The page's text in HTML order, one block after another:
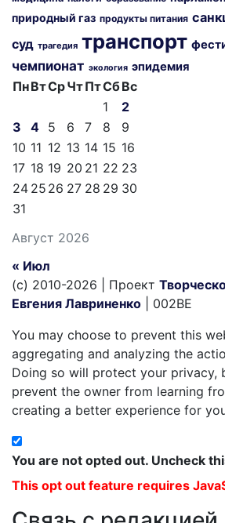
природный газ продукты питания
суд трагедия транспорт
чемпионат экология эпидемия
Август 2026
ПнВтСрЧтПтСбВс
1
2
3
4 5 6 7 8
9
10 11 12 13 14 15 16
17 18 19 20 21 22 23
24 25 26 27 28 29 30
31
« Июл
(c) 2010-2026 | Проект
Евгения Лавриненко | 002BE
You may choose to prevent this
aggregating and analyzing the
Doing so will protect your privacy,
prevent the owner from learning
creating a better experience for
You are not opted out. Uncheck
This opt out feature requires